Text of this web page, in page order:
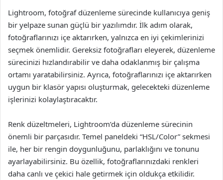
Lightroom, fotoğraf düzenleme sürecinde kullanıcıya geniş
bir yelpaze sunan güçlü bir yazılımdır. İlk adım olarak,
fotoğraflarınızı içe aktarırken, yalnızca en iyi çekimlerinizi
seçmek önemlidir. Gereksiz fotoğrafları eleyerek, düzenleme
sürecinizi hızlandırabilir ve daha odaklanmış bir çalışma
ortamı yaratabilirsiniz. Ayrıca, fotoğraflarınızı içe aktarırken
uygun bir klasör yapısı oluşturmak, gelecekteki düzenleme
işlerinizi kolaylaştıracaktır.
Renk düzeltmeleri, Lightroom’da düzenleme sürecinin
önemli bir parçasıdır. Temel paneldeki “HSL/Color” sekmesi
ile, her bir rengin doygunluğunu, parlaklığını ve tonunu
ayarlayabilirsiniz. Bu özellik, fotoğraflarınızdaki renkleri
daha canlı ve çekici hale getirmek için oldukça etkilidir.